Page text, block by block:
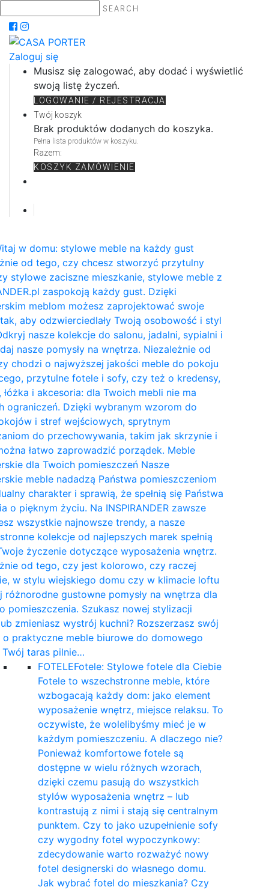
SEARCH
Zaloguj się
Musisz się zalogować, aby dodać i wyświetlić
swoją listę życzeń.
LOGOWANIE / REJESTRACJA
Twój koszyk
Brak produktów dodanych do koszyka.
Pełna lista produktów w koszyku.
Razem:
KOSZYK ZAMÓWIENIE
w domu: stylowe meble na każdy gust
od tego, czy chcesz stworzyć przytulny
stylowe zaciszne mieszkanie, stylowe meble z
zaspokoją każdy gust. Dzięki
meblom możesz zaprojektować swoje
aby odzwierciedlały Twoją osobowość i styl
nasze kolekcje do salonu, jadalni, sypialni i
nasze pomysły na wnętrza. Niezależnie od
chodzi o najwyższej jakości meble do pokoju
przytulne fotele i sofy, czy też o kredensy,
i akcesoria: dla Twoich mebli nie ma
ograniczeń. Dzięki wybranym wzorom do
i stref wejściowych, sprytnym
do przechowywania, takim jak skrzynie i
łatwo zaprowadzić porządek. Meble
dla Twoich pomieszczeń Nasze
meble nadadzą Państwa pomieszczeniom
charakter i sprawią, że spełnią się Państwa
o pięknym życiu. Na INSPIRANDER zawsze
wszystkie najnowsze trendy, a nasze
kolekcje od najlepszych marek spełnią
życzenie dotyczące wyposażenia wnętrz.
od tego, czy jest kolorowo, czy raczej
w stylu wiejskiego domu czy w klimacie loftu
różnorodne gustowne pomysły na wnętrza dla
pomieszczenia. Szukasz nowej stylizacji
zmieniasz wystrój kuchni? Rozszerzasz swój
o praktyczne meble biurowe do domowego
Twój taras pilnie…
FOTELEFotele: Stylowe fotele dla Ciebie
Fotele to wszechstronne meble, które
wzbogacają każdy dom: jako element
wyposażenie wnętrz, miejsce relaksu. To
oczywiste, że wolelibyśmy mieć je w
każdym pomieszczeniu. A dlaczego nie?
Ponieważ komfortowe fotele są
dostępne w wielu różnych wzorach,
dzięki czemu pasują do wszystkich
stylów wyposażenia wnętrz – lub
kontrastują z nimi i stają się centralnym
punktem. Czy to jako uzupełnienie sofy
czy wygodny fotel wypoczynkowy:
zdecydowanie warto rozważyć nowy
fotel designerski do własnego domu.
Jak wybrać fotel do mieszkania? Czy